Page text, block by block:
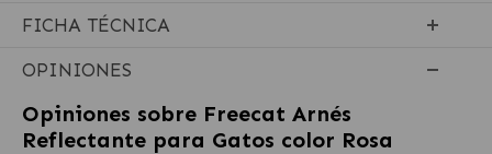
FICHA TÉCNICA
OPINIONES
Opiniones sobre Freecat Arnés
Reflectante para Gatos color Rosa